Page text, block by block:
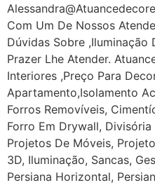
Com Um De Nossos
Dúvidas Sobre ,iluminação
Prazer Lhe Atender.
Interiores ,Preço Para
Apartamento,Isolamento
Forros Removíveis,
Forro Em Drywall,
Projetos De Móveis,
3D, Iluminação, Sancas,
Persiana Horizontal,